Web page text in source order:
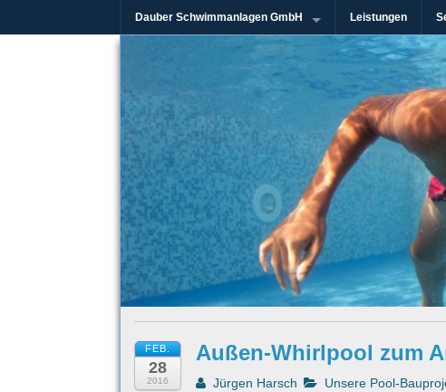
Dauber Schwimmanlagen GmbH Leistungen
Dauber
Seit mehr als 45 Jahren im Rhein-Main-
FEB.
28
2016
Außen-Whirlpool zum
Jürgen Harsch Unsere Pool-